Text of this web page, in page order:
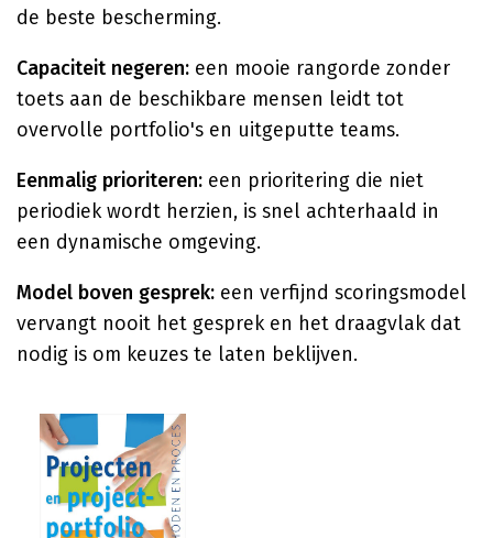
de beste bescherming.
Capaciteit negeren: een mooie rangorde zonder
toets aan de beschikbare mensen leidt tot
overvolle portfolio's en uitgeputte teams.
Eenmalig prioriteren: een prioritering die niet
periodiek wordt herzien, is snel achterhaald in
een dynamische omgeving.
Model boven gesprek: een verfijnd scoringsmodel
vervangt nooit het gesprek en het draagvlak dat
nodig is om keuzes te laten beklijven.